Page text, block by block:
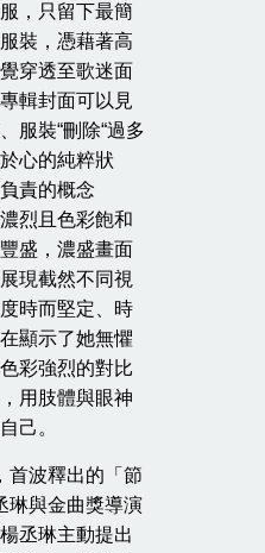
，只留下最簡
裝，憑藉著高
穿透至歌迷面
輯封面可以見
服裝“刪除“過多
心的純粹狀
責的概念
烈且色彩飽和
盛，濃盛畫面
現截然不同視
時而堅定、時
顯示了她無懼
彩強烈的對比
用肢體與眼神
己。
首波釋出的「節
琳與金曲獎導演
丞琳主動提出